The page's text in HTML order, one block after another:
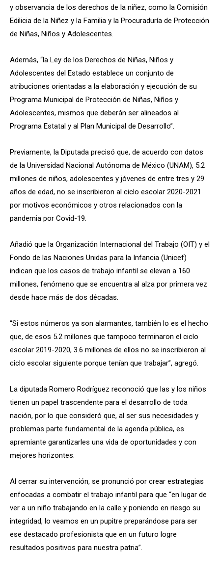
y observancia de los derechos de la niñez, como la Comisión
Edilicia de la Niñez y la Familia y la Procuraduría de Protección
de Niñas, Niños y Adolescentes.
Además, “la Ley de los Derechos de Niñas, Niños y
Adolescentes del Estado establece un conjunto de
atribuciones orientadas a la elaboración y ejecución de su
Programa Municipal de Protección de Niñas, Niños y
Adolescentes, mismos que deberán ser alineados al
Programa Estatal y al Plan Municipal de Desarrollo”.
Previamente, la Diputada precisó que, de acuerdo con datos
de la Universidad Nacional Autónoma de México (UNAM), 5.2
millones de niños, adolescentes y jóvenes de entre tres y 29
años de edad, no se inscribieron al ciclo escolar 2020-2021
por motivos económicos y otros relacionados con la
pandemia por Covid-19.
Añadió que la Organización Internacional del Trabajo (OIT) y el
Fondo de las Naciones Unidas para la Infancia (Unicef)
indican que los casos de trabajo infantil se elevan a 160
millones, fenómeno que se encuentra al alza por primera vez
desde hace más de dos décadas.
“Si estos números ya son alarmantes, también lo es el hecho
que, de esos 5.2 millones que tampoco terminaron el ciclo
escolar 2019-2020, 3.6 millones de ellos no se inscribieron al
ciclo escolar siguiente porque tenían que trabajar”, agregó.
La diputada Romero Rodríguez reconoció que las y los niños
tienen un papel trascendente para el desarrollo de toda
nación, por lo que consideró que, al ser sus necesidades y
problemas parte fundamental de la agenda pública, es
apremiante garantizarles una vida de oportunidades y con
mejores horizontes.
Al cerrar su intervención, se pronunció por crear estrategias
enfocadas a combatir el trabajo infantil para que “en lugar de
ver a un niño trabajando en la calle y poniendo en riesgo su
integridad, lo veamos en un pupitre preparándose para ser
ese destacado profesionista que en un futuro logre
resultados positivos para nuestra patria”.